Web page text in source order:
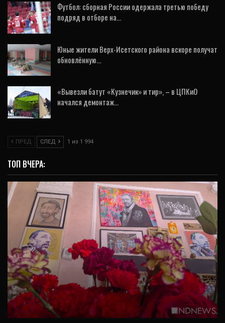
Футбол: сборная России одержала третью победу
подряд в отборе на…
Юные жители Верх-Исетского района вскоре получат
обновлённую…
«Вывезли батут «Кузнечик» и тир», – в ЦПКиО
начался демонтаж…
ПРЕД СЛЕД 1 из 1 994
ТОП ВЧЕРА:
ВИДЕО
В Екатеринбурге пройдет вечер памяти
Николая Коляды (ВИДЕО)